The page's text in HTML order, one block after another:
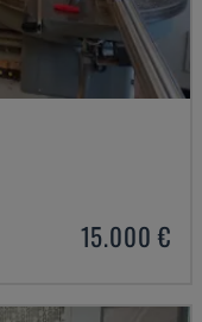
15.000 €